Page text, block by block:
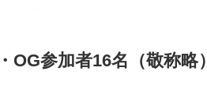
OG参加者16名（敬称略）